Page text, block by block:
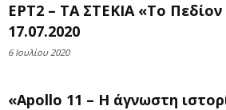
ΕΡΤ2 – ΤΑ ΣΤΕΚΙΑ «Το
17.07.2020
6 Ιουλίου 2020
«Apollo 11 – Η άγνωστη